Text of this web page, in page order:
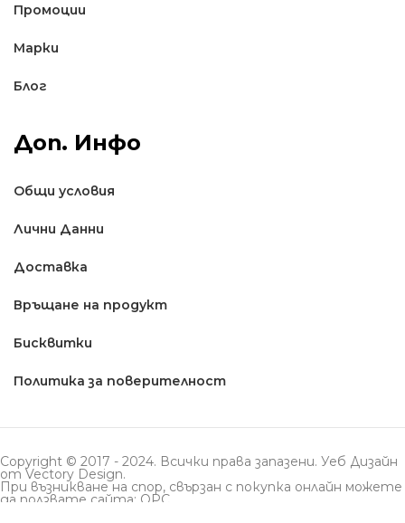
Промоции
Марки
Блог
Доп. Инфо
Общи условия
Лични Данни
Доставкa
Връщане на продукт
Бисквитки
Политика за поверителност
Copyright © 2017 - 2024. Всички права запазени. Уеб Дизайн
от Vectory Design.
При възникване на спор, свързан с покупка онлайн можете
да ползвате сайта: ОРС